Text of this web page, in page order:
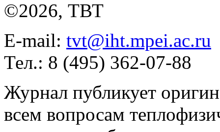
©2026, ТВТ
E-mail: tvt@iht.mpei.ac.ru
Тел.: 8 (495) 362-07-88
Журнал публикует
всем вопросам